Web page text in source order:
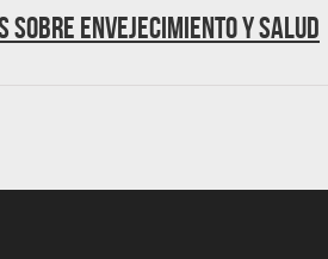
sobre Envejecimiento y Salud